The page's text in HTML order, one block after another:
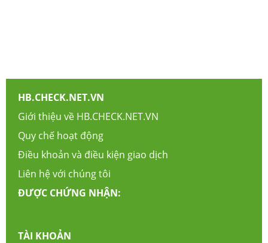
HB.CHECK.NET.VN
Giới thiệu về HB.CHECK.NET.VN
Quy chế hoạt động
Điều khoản và điều kiện giao dịch
Liên hệ với chúng tôi
ĐƯỢC CHỨNG NHẬN:
TÀI KHOẢN